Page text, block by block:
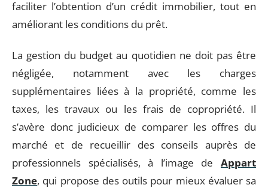
faciliter l’obtention d’un crédit immobilier, tout en
améliorant les conditions du prêt.
La gestion du budget au quotidien ne doit pas être
négligée, notamment avec les charges
supplémentaires liées à la propriété, comme les
taxes, les travaux ou les frais de copropriété. Il
s’avère donc judicieux de comparer les offres du
marché et de recueillir des conseils auprès de
professionnels spécialisés, à l’image de Appart
Zone, qui propose des outils pour mieux évaluer sa